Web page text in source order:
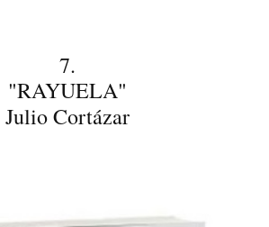
7.
"RAYUELA"
Julio Cortázar